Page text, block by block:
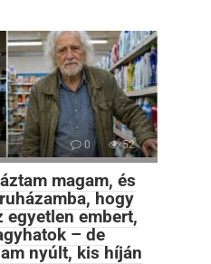
0 52
magam, és
hogy
egyetlen embert,
– de
nyúlt, kis híján